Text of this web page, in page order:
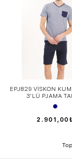
EPJ829 VİSKON
3'LÜ PJAMA